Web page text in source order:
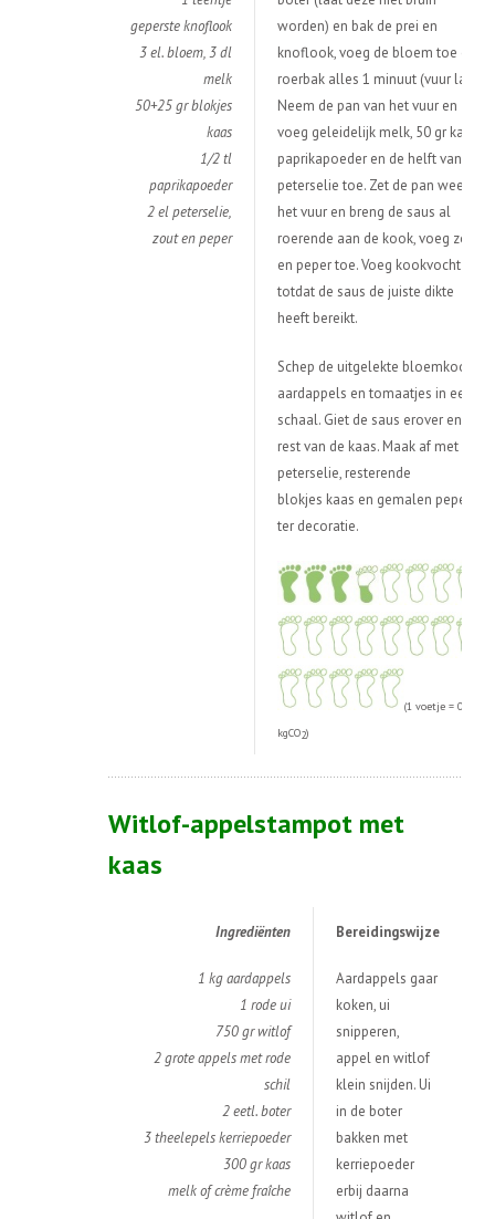
geperste knoflook
3 el. bloem, 3 dl
melk
50+25 gr blokjes
kaas
1/2 tl
paprikapoeder
2 el peterselie,
zout en peper
worden) en bak de prei en
knoflook, voeg de bloem toe en
roerbak alles 1 minuut (vuur laag).
Neem de pan van het vuur en
voeg geleidelijk melk, 50 gr kaas,
paprikapoeder en de helft van de
peterselie toe. Zet de pan weer op
het vuur en breng de saus al
roerende aan de kook, voeg zout
en peper toe. Voeg kookvocht toe
totdat de saus de juiste dikte
heeft bereikt.
Schep de uitgelekte bloemkool,
aardappels en tomaatjes in een
schaal. Giet de saus erover en de
rest van de kaas. Maak af met
peterselie, resterende
blokjes kaas en gemalen peper
ter decoratie.
(1 voetje = 0,1
kgCO2)
Witlof-appelstampot met
kaas
Ingrediënten Bereidingswijze
1 kg aardappels
1 rode ui
750 gr witlof
2 grote appels met rode
schil
2 eetl. boter
3 theelepels kerriepoeder
300 gr kaas
melk of crème fraîche
Aardappels gaar
koken, ui
snipperen,
appel en witlof
klein snijden. Ui
in de boter
bakken met
kerriepoeder
erbij daarna